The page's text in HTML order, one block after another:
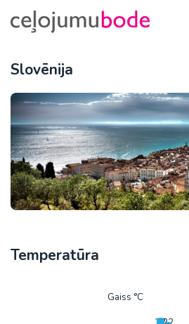
Slovēnija
Temperatūra
Gaiss °C